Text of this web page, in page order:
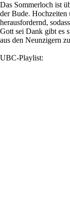
Das Sommerloch ist
der Bude. Hochzeiten
herausfordernd,
Gott sei Dank gibt es
aus den Neunzigern
UBC-Playlist: